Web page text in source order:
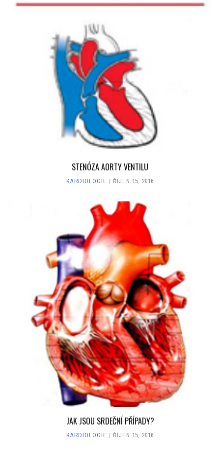
STENÓZA AORTY VENTILU
KARDIOLOGIE ŘÍJEN 15, 2016
JAK JSOU SRDEČNÍ PŘÍPADY?
KARDIOLOGIE ŘÍJEN 15, 2016